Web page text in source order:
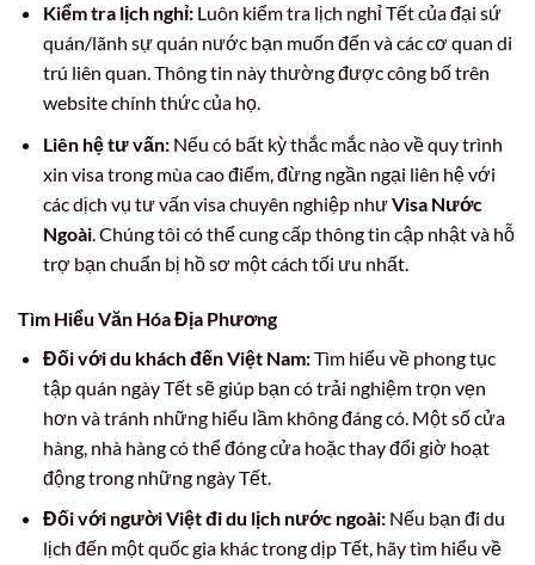
Kiểm tra lịch nghỉ:Luôn kiểm tra lịch nghỉ Tết của đại sứ
quán/lãnh sự quán nước bạn muốn đến và các cơ quan di
trú liên quan. Thông tin này thường được công bố trên
website chính thức của họ.
Liên hệ tư vấn:Nếu có bất kỳ thắc mắc nào về quy trình
xin visa trong mùa cao điểm, đừng ngần ngại liên hệ với
các dịch vụ tư vấn visa chuyên nghiệp nhưVisa Nước
Ngoài. Chúng tôi có thể cung cấp thông tin cập nhật và hỗ
trợ bạn chuẩn bị hồ sơ một cách tối ưu nhất.
Tìm Hiểu Văn Hóa Địa Phương
Đối với du khách đến Việt Nam:Tìm hiểu về phong tục
tập quán ngày Tết sẽ giúp bạn có trải nghiệm trọn vẹn
hơn và tránh những hiểu lầm không đáng có. Một số cửa
hàng, nhà hàng có thể đóng cửa hoặc thay đổi giờ hoạt
động trong những ngày Tết.
Đối với người Việt đi du lịch nước ngoài:Nếu bạn đi du
lịch đến một quốc gia khác trong dịp Tết, hãy tìm hiểu về